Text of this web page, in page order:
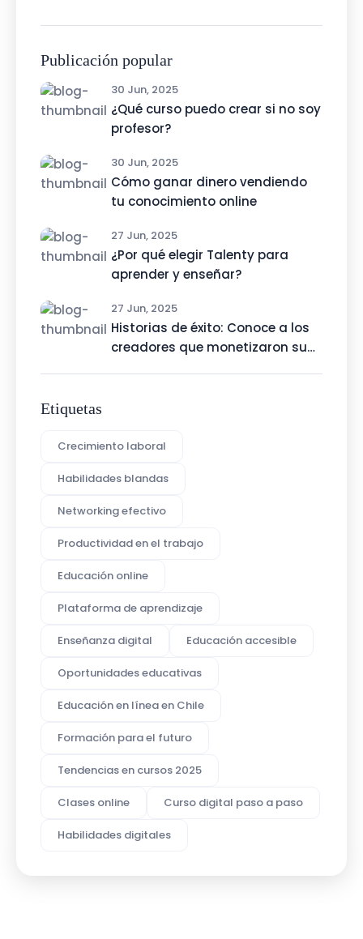
Publicación popular
30 Jun, 2025
¿Qué curso puedo crear si no soy
profesor?
30 Jun, 2025
Cómo ganar dinero vendiendo
tu conocimiento online
27 Jun, 2025
¿Por qué elegir Talenty para
aprender y enseñar?
27 Jun, 2025
Historias de éxito: Conoce a los
creadores que monetizaron su
Etiquetas
Crecimiento laboral
Habilidades blandas
Networking efectivo
Productividad en el trabajo
Educación online
Plataforma de aprendizaje
Enseñanza digital Educación accesible
Oportunidades educativas
Educación en línea en Chile
Formación para el futuro
Tendencias en cursos 2025
Clases online Curso digital paso a paso
Habilidades digitales